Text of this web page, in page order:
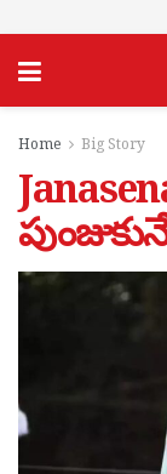
Home Big Story